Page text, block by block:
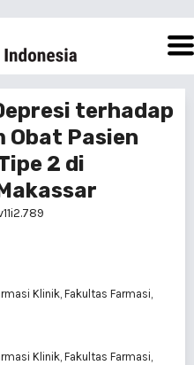
terhadap
Obat Pasien
2 di
Klinik, Fakultas Farmasi,
Klinik, Fakultas Farmasi,